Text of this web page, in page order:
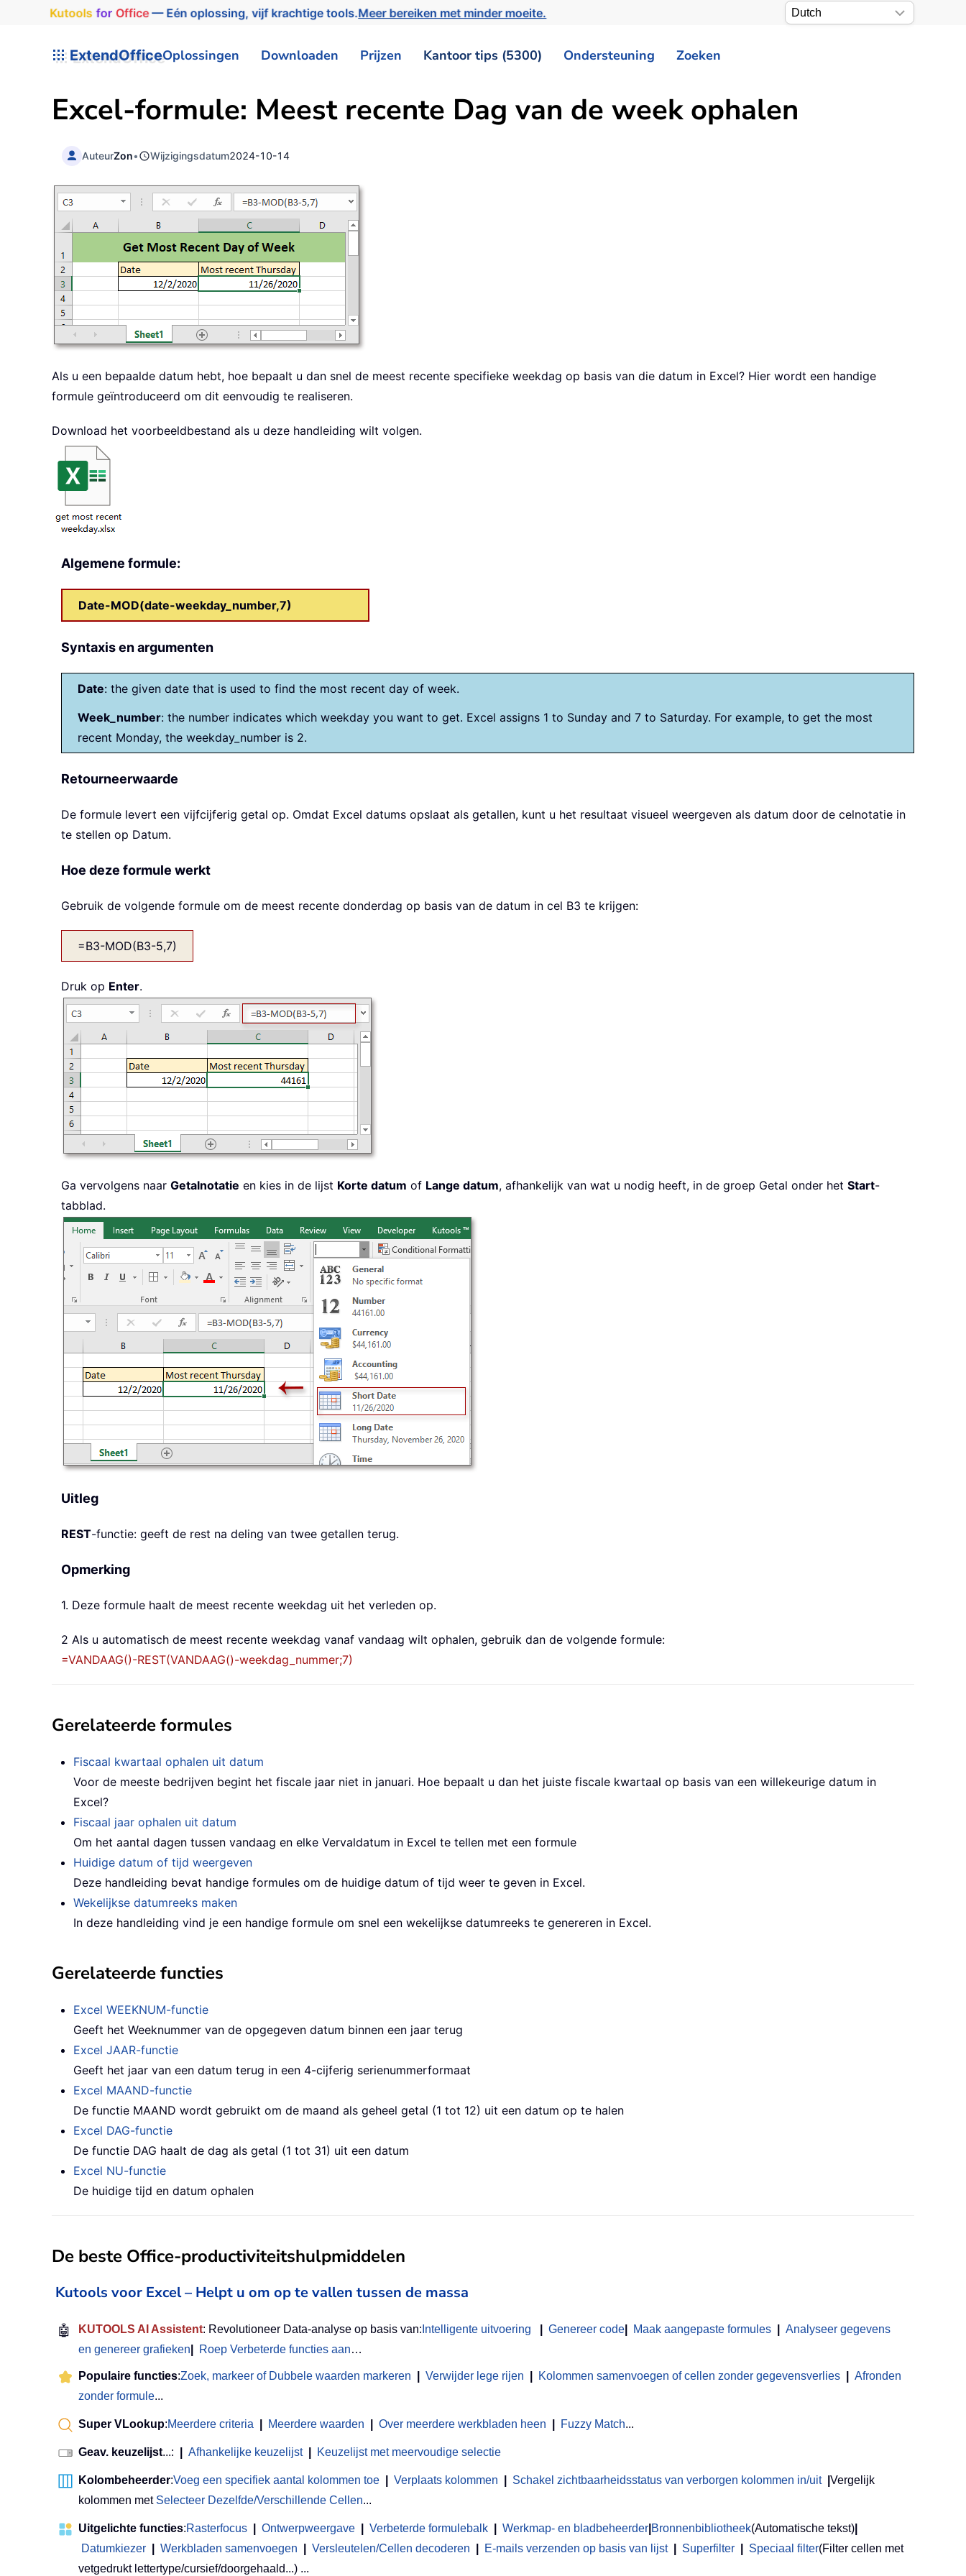
Kutools for Office— Eén oplossing, vijf krachtige tools.Meer bereiken met minder moeite.
ExtendOfficeOplossingen Downloaden Prijzen Kantoor tips (5300) Ondersteuning Zoeken
Excel-formule: Meest recente Dag van de week ophalen
AuteurZon• Wijzigingsdatum2024-10-14
Als u een bepaalde datum hebt, hoe bepaalt u dan snel de meest recente specifieke weekdag op basis van die datum in Excel? Hier wordt een handige
formule geïntroduceerd om dit eenvoudig te realiseren.
Download het voorbeeldbestand als u deze handleiding wilt volgen.
Algemene formule:
Date-MOD(date-weekday_number,7)
Syntaxis en argumenten
Date: the given date that is used to find the most recent day of week.
Week_number: the number indicates which weekday you want to get. Excel assigns 1 to Sunday and 7 to Saturday. For example, to get the most
recent Monday, the weekday_number is 2.
Retourneerwaarde
De formule levert een vijfcijferig getal op. Omdat Excel datums opslaat als getallen, kunt u het resultaat visueel weergeven als datum door de celnotatie in
te stellen op Datum.
Hoe deze formule werkt
Gebruik de volgende formule om de meest recente donderdag op basis van de datum in cel B3 te krijgen:
=B3-MOD(B3-5,7)
Druk op Enter.
Ga vervolgens naar Getalnotatie en kies in de lijst Korte datum of Lange datum, afhankelijk van wat u nodig heeft, in de groep Getal onder het Start-
tabblad.
Uitleg
REST-functie: geeft de rest na deling van twee getallen terug.
Opmerking
1. Deze formule haalt de meest recente weekdag uit het verleden op.
2 Als u automatisch de meest recente weekdag vanaf vandaag wilt ophalen, gebruik dan de volgende formule:
=VANDAAG()-REST(VANDAAG()-weekdag_nummer;7)
Gerelateerde formules
Fiscaal kwartaal ophalen uit datum
Voor de meeste bedrijven begint het fiscale jaar niet in januari. Hoe bepaalt u dan het juiste fiscale kwartaal op basis van een willekeurige datum in
Excel?
Fiscaal jaar ophalen uit datum
Om het aantal dagen tussen vandaag en elke Vervaldatum in Excel te tellen met een formule
Huidige datum of tijd weergeven
Deze handleiding bevat handige formules om de huidige datum of tijd weer te geven in Excel.
Wekelijkse datumreeks maken
In deze handleiding vind je een handige formule om snel een wekelijkse datumreeks te genereren in Excel.
Gerelateerde functies
Excel WEEKNUM-functie
Geeft het Weeknummer van de opgegeven datum binnen een jaar terug
Excel JAAR-functie
Geeft het jaar van een datum terug in een 4-cijferig serienummerformaat
Excel MAAND-functie
De functie MAAND wordt gebruikt om de maand als geheel getal (1 tot 12) uit een datum op te halen
Excel DAG-functie
De functie DAG haalt de dag als getal (1 tot 31) uit een datum
Excel NU-functie
De huidige tijd en datum ophalen
De beste Office-productiviteitshulpmiddelen
Kutools voor Excel – Helpt u om op te vallen tussen de massa
🤖 KUTOOLS AI Assistent: Revolutioneer Data-analyse op basis van: Intelligente uitvoering Genereer code Maak aangepaste formules
Analyseer gegevens
en genereer grafieken
Roep Verbeterde functies aan…
Populaire functies:Zoek, markeer of Dubbele waarden markeren Verwijder lege rijen Kolommen samenvoegen of cellen zonder gegevensverlies
Afronden
zonder formule...
Super VLookup:Meerdere criteria Meerdere waarden Over meerdere werkbladen heen Fuzzy Match...
Geav. keuzelijst...: Afhankelijke keuzelijst Keuzelijst met meervoudige selectie
Kolombeheerder:Voeg een specifiek aantal kolommen toe Verplaats kolommen Schakel zichtbaarheidsstatus van verborgen kolommen in/uit
Vergelijk
kolommen met Selecteer Dezelfde/Verschillende Cellen...
Uitgelichte functies:Rasterfocus Ontwerpweergave Verbeterde formulebalk Werkmap- en bladbeheerder Bronnenbibliotheek(Automatische tekst)
Datumkiezer
Werkbladen samenvoegen Versleutelen/Cellen decoderen E-mails verzenden op basis van lijst Superfilter Speciaal filter(Filter cellen met
vetgedrukt lettertype/cursief/doorgehaald...) ...